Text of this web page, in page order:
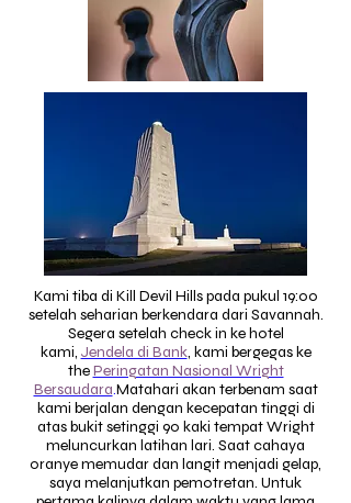
Kami tiba di Kill Devil Hills pada pukul 19:00
setelah seharian berkendara dari Savannah.
Segera setelah check in ke hotel
kami, Jendela di Bank, kami bergegas ke
thePeringatan Nasional Wright
Bersaudara.Matahari akan terbenam saat
kami berjalan dengan kecepatan tinggi di
atas bukit setinggi 90 kaki tempat Wright
meluncurkan latihan lari. Saat cahaya
oranye memudar dan langit menjadi gelap,
saya melanjutkan pemotretan. Untuk